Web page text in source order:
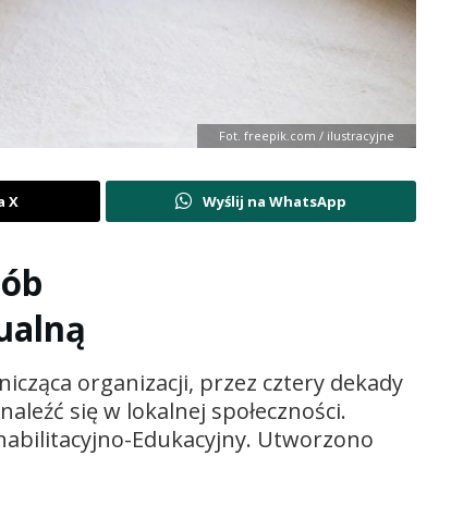
Fot. freepik.com / ilustracyjne
X Wyślij na WhatsApp
organizacji, przez cztery dekady
się w lokalnej społeczności.
Edukacyjny. Utworzono